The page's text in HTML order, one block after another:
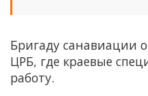
Бригаду санавиации
ЦРБ, где краевые
работу.